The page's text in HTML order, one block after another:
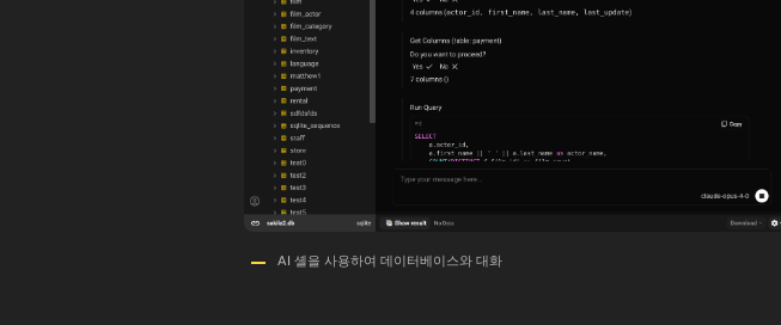
AI 셸을 사용하여 데이터베이스와 대화